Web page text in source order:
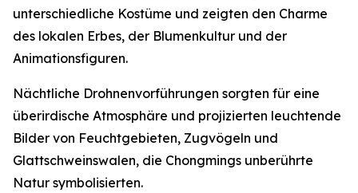
unterschiedliche Kostüme und zeigten den Charme
des lokalen Erbes, der Blumenkultur und der
Animationsfiguren.
Nächtliche Drohnenvorführungen sorgten für eine
überirdische Atmosphäre und projizierten leuchtende
Bilder von Feuchtgebieten, Zugvögeln und
Glattschweinswalen, die Chongmings unberührte
Natur symbolisierten.